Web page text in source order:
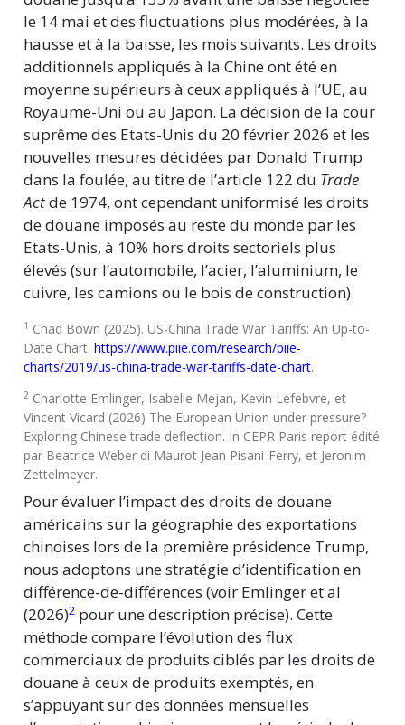
le 14 mai et des fluctuations plus modérées, à la
hausse et à la baisse, les mois suivants. Les droits
additionnels appliqués à la Chine ont été en
moyenne supérieurs à ceux appliqués à l’UE, au
Royaume-Uni ou au Japon. La décision de la cour
suprême des Etats-Unis du 20 février 2026 et les
nouvelles mesures décidées par Donald Trump
dans la foulée, au titre de l’article 122 du Trade
Actde 1974, ont cependant uniformisé les droits
de douane imposés au reste du monde par les
Etats-Unis, à 10% hors droits sectoriels plus
élevés (sur l’automobile, l’acier, l’aluminium, le
cuivre, les camions ou le bois de construction).
1 Chad Bown (2025). US-China Trade War Tariffs: An Up-to-
Date Chart. https://www.piie.com/research/piie-
charts/2019/us-china-trade-war-tariffs-date-chart.
2Charlotte Emlinger, Isabelle Mejan, Kevin Lefebvre, et
Vincent Vicard (2026) The European Union under pressure?
Exploring Chinese trade deflection. In CEPR Paris report édité
par Beatrice Weber di Maurot Jean Pisani-Ferry, et Jeronim
Zettelmeyer.
Pour évaluer l’impact des droits de douane
américains sur la géographie des exportations
chinoises lors de la première présidence Trump,
nous adoptons une stratégie d’identification en
différence-de-différences (voir Emlinger et al
(2026)2pour une description précise). Cette
méthode compare l’évolution des flux
commerciaux de produits ciblés par les droits de
douane à ceux de produits exemptés, en
s’appuyant sur des données mensuelles